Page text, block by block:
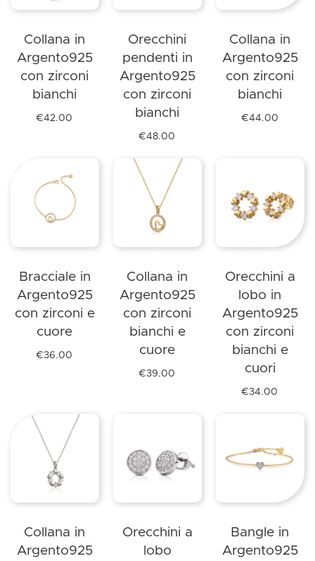
possono
essere
scelte
nella
pagina
possono
essere
scelte
nella
pagina
del
opzioni
essere
scelte
nella
pagina
del
Collana in
Argento925
con zirconi
bianchi
€42.00
più
varianti.
Le
essere
scelte
nella
pagina
del
Orecchini
pendenti in
Argento925
con zirconi
bianchi
€48.00
prodotto
ha
più
varianti.
possono
essere
scelte
nella
pagina
del
Collana in
Argento925
con zirconi
bianchi
€44.00
varianti.
opzioni
essere
scelte
nella
pagina
del
prodotto
Bracciale in
Argento925
con zirconi e
cuore
€36.00
varianti.
Le
opzioni
possono
scelte
nella
Collana in
Argento925
con zirconi
bianchi e
cuore
€39.00
varianti.
Le
essere
scelte
Orecchini a
lobo in
Argento925
con zirconi
bianchi e
cuori
€34.00
ha
più
possono
essere
Collana in
Argento925
Orecchini a
lobo
Bangle in
Argento925